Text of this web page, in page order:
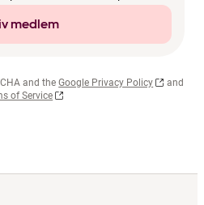
medlem
and the Google Privacy Policy
and
of Service